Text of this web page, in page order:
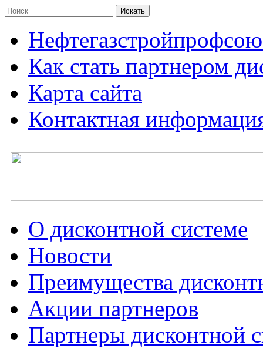
Как стать партнером
Карта сайта
Контактная
О дисконтной системе
Новости
Преимущества
Акции партнеров
Партнеры дисконтной